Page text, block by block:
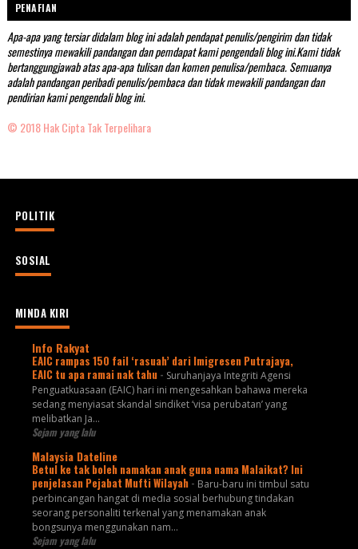
PENAFIAN
Apa-apa yang tersiar didalam blog ini adalah pendapat penulis/pengirim dan tidak
semestinya mewakili pandangan dan pemdapat kami pengendali blog ini.Kami tidak
bertanggungjawab atas apa-apa tulisan dan komen penulisa/pembaca. Semuanya
adalah pandangan peribadi penulis/pembaca dan tidak mewakili pandangan dan
pendirian kami pengendali blog ini.
© 2018 Hak Cipta Tak Terpelihara
POLITIK
SOSIAL
MINDA KIRI
Info Rakyat
EAIC rampas 150 fail ‘rasuah’ dari Imigresen Putrajaya,
EAIC tu apa ramai nak tahu - Suruhanjaya Integriti Agensi
Penguatkuasaan (EAIC) hari ini mengesahkan bahawa mereka
sedang menyiasat skandal sindiket ‘visa perubatan’ yang
melibatkan Ja...
Sejam yang lalu
Malaysia Dateline
Betul ke tak boleh namakan anak guna nama Malaikat? Ini
penjelasan Pejabat Mufti Wilayah - Baru-baru ini timbul satu
perbincangan hangat di media sosial berhubung tindakan
seorang personaliti terkenal yang menamakan anak
bongsunya menggunakan nam...
Sejam yang lalu